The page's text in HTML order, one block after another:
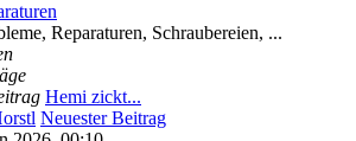
Reparaturen, Schraubereien, ...
Hemi zickt...
Neuester Beitrag